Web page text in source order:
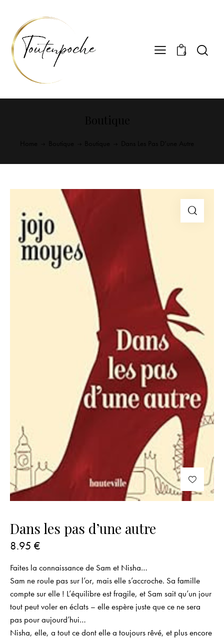
0
Dans les pas d’une autre
8.95 €
Faites la connaissance de Sam et Nisha…
Sam ne roule pas sur l’or, mais elle s’accroche. Sa famille
compte sur elle ! L’équilibre est fragile, et Sam sait qu’un jour
tout peut voler en éclats – elle espère juste que ce ne sera
pas pour aujourd’hui…
Nisha, elle, a tout ce dont elle a toujours rêvé, et plus encore